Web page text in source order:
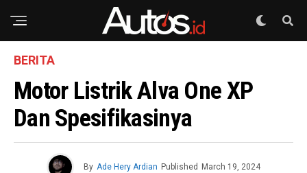
BERITA
Motor Listrik Alva One XP
Dan Spesifikasinya
By Ade Hery Ardian Published March 19, 2024